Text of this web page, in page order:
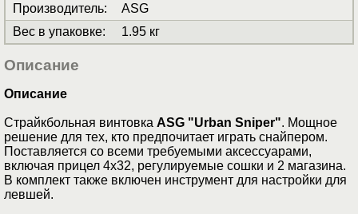
Производитель:
ASG
Вес в упаковке: 1.95 кг
Описание
Описание
Страйкбольная винтовка ASG "Urban Sniper". Мощное
решение для тех, кто предпочитает играть снайпером.
Поставляется со всеми требуемыми аксессуарами,
включая прицел 4x32, регулируемые сошки и 2 магазина.
В комплект также включен инструмент для настройки для
левшей.